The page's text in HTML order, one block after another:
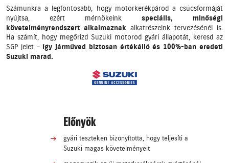
Számunkra a legfontosabb, hogy motorkerékpárod a csúcsformáját
nyújtsa, ezért mérnökeink speciális, minőségi
követelményrendszert alkalmaznak alkatrészeink tervezésénél is.
Ha számít, hogy megőrizd Suzuki motorod gyári állapotát, keresd az
SGP jelet – így járműved biztosan értékálló és 100%-ban eredeti
Suzuki marad.
Előnyök
gyári teszteken bizonyította, hogy teljesíti a
Suzuki magas követelményeit